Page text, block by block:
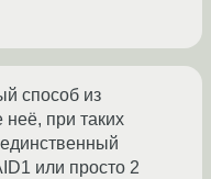
способ из
неё, при таких
или просто 2